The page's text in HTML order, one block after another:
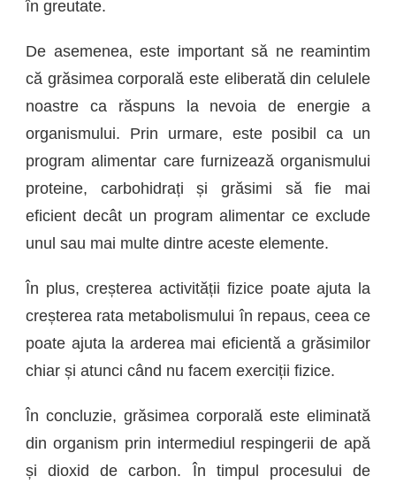
în greutate.
De asemenea, este important să ne reamintim
că grăsimea corporală este eliberată din celulele
noastre ca răspuns la nevoia de energie a
organismului. Prin urmare, este posibil ca un
program alimentar care furnizează organismului
proteine, carbohidrați și grăsimi să fie mai
eficient decât un program alimentar ce exclude
unul sau mai multe dintre aceste elemente.
În plus, creșterea activității fizice poate ajuta la
creșterea rata metabolismului în repaus, ceea ce
poate ajuta la arderea mai eficientă a grăsimilor
chiar și atunci când nu facem exerciții fizice.
În concluzie, grăsimea corporală este eliminată
din organism prin intermediul respingerii de apă
și dioxid de carbon. În timpul procesului de